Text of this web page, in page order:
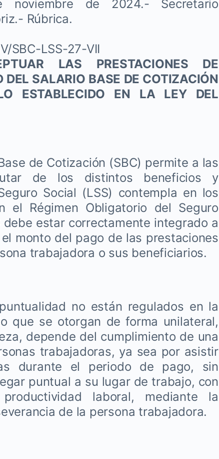
de 2024.- Secretario
Rúbrica.
SBC-LSS-27-VII
LAS PRESTACIONES DE
SALARIO BASE DE COTIZACIÓN
ESTABLECIDO EN LA LEY DEL
de Cotización (SBC) permite a las
de los distintos beneficios y
Social (LSS) contempla en los
el Régimen Obligatorio del Seguro
debe estar correctamente integrado a
monto del pago de las prestaciones
trabajadora o sus beneficiarios.
no están regulados en la
que se otorgan de forma unilateral,
depende del cumplimiento de una
trabajadoras, ya sea por asistir
durante el periodo de pago, sin
puntual a su lugar de trabajo, con
laboral, mediante la
de la persona trabajadora.